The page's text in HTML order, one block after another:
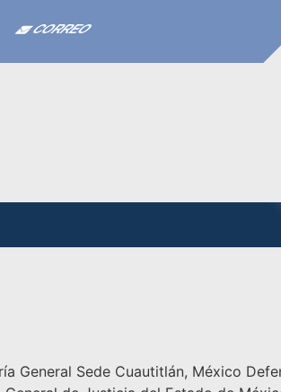
CORREO
General Sede Cuautitlán, México